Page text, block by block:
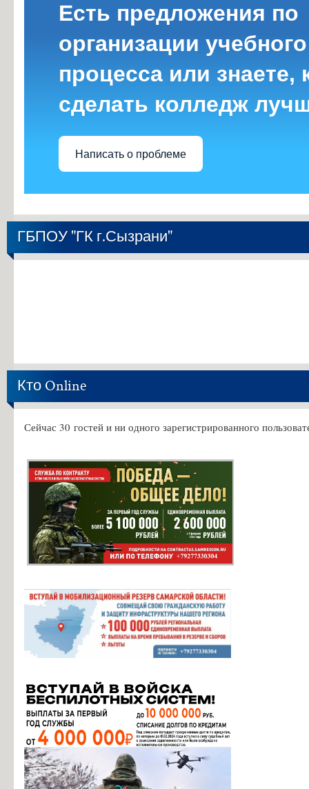
Есть предложения по
организации учебного
процесса или знаете,
сделать колледж
Написать о проблеме
ГБПОУ "ГК г.Сызрани"
Кто Online
Сейчас 30 гостей и ни одного зарегистрированного